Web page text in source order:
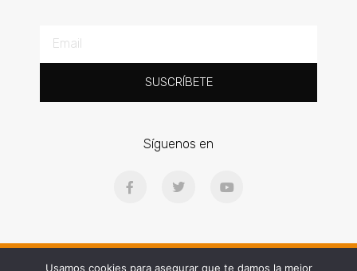
SUSCRÍBETE
Síguenos en
Ⓒ2025 | Concello de Gondomar | Praza Doctor Latino Salgueiro, 1, 36380
Usamos cookies para asegurar que te damos la mejor